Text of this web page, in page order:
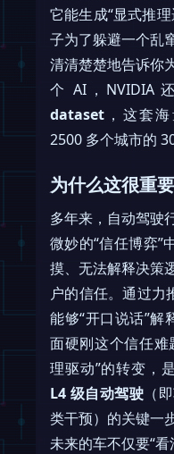
它能生成“显式推
子为了躲避一个乱
清清楚楚地告诉你
个 AI，NVIDIA
dataset ，这套
2500 多个城市的
为什么这很重
多年来，自动驾驶
微妙的“信任博弈”
摸、无法解释决策
户的信任。通过力
能够“开口说话”解
面硬刚这个信任难
理驱动”的转变，
L4 级自动驾驶 （
类干预）的关键一
未来的车不仅要“看